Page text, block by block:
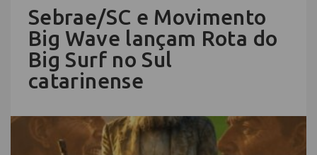
Sebrae/SC e Movimento
Big Wave lançam Rota do
Big Surf no Sul
catarinense